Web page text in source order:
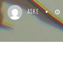
ASKE